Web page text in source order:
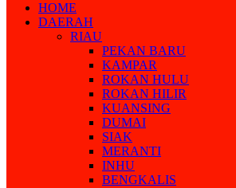
HOME
DAERAH
RIAU
PEKAN BARU
KAMPAR
ROKAN HULU
ROKAN HILIR
KUANSING
DUMAI
SIAK
MERANTI
INHU
BENGKALIS